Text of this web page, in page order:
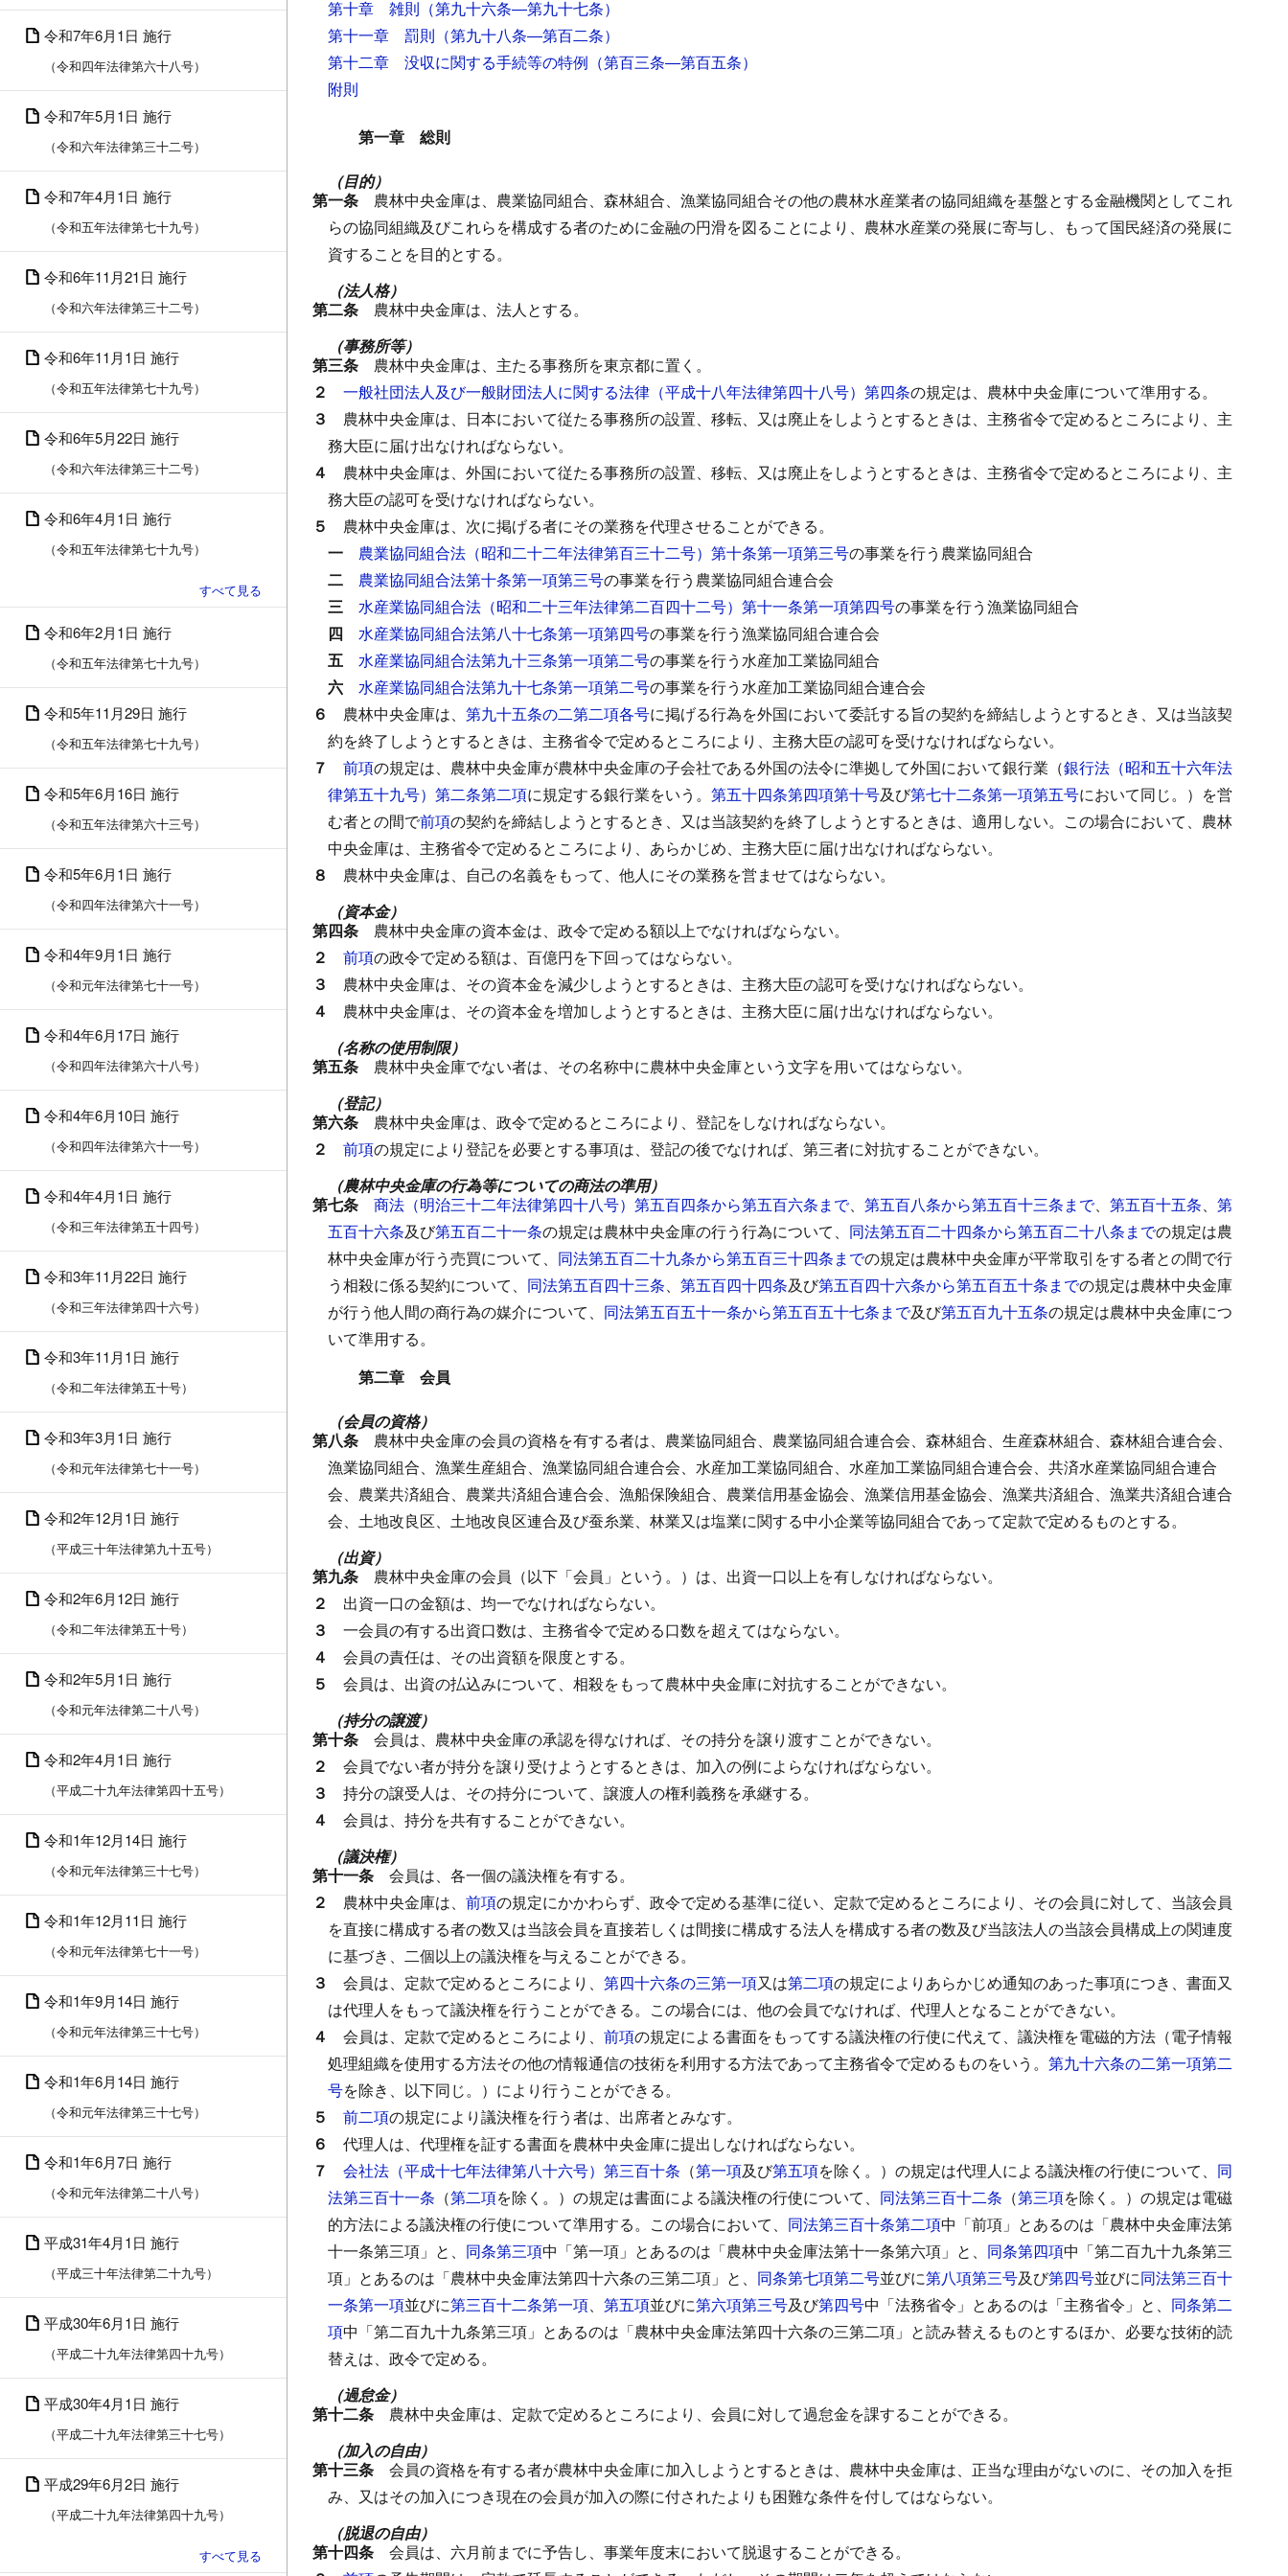
令和7年6月1日 施行
（令和四年法律第六十八号）
令和7年5月1日 施行
（令和六年法律第三十二号）
令和7年4月1日 施行
（令和五年法律第七十九号）
令和6年11月21日 施行
（令和六年法律第三十二号）
令和6年11月1日 施行
（令和五年法律第七十九号）
令和6年5月22日 施行
（令和六年法律第三十二号）
令和6年4月1日 施行
（令和五年法律第七十九号）
令和6年2月1日 施行
（令和五年法律第七十九号）
令和5年11月29日 施行
（令和五年法律第七十九号）
令和5年6月16日 施行
（令和五年法律第六十三号）
令和5年6月1日 施行
（令和四年法律第六十一号）
令和4年9月1日 施行
（令和元年法律第七十一号）
令和4年6月17日 施行
（令和四年法律第六十八号）
令和4年6月10日 施行
（令和四年法律第六十一号）
令和4年4月1日 施行
（令和三年法律第五十四号）
令和3年11月22日 施行
（令和三年法律第四十六号）
令和3年11月1日 施行
（令和二年法律第五十号）
令和3年3月1日 施行
（令和元年法律第七十一号）
令和2年12月1日 施行
（平成三十年法律第九十五号）
令和2年6月12日 施行
（令和二年法律第五十号）
令和2年5月1日 施行
（令和元年法律第二十八号）
令和2年4月1日 施行
（平成二十九年法律第四十五号）
令和1年12月14日 施行
（令和元年法律第三十七号）
令和1年12月11日 施行
（令和元年法律第七十一号）
令和1年9月14日 施行
（令和元年法律第三十七号）
令和1年6月14日 施行
（令和元年法律第三十七号）
令和1年6月7日 施行
（令和元年法律第二十八号）
平成31年4月1日 施行
（平成三十年法律第二十九号）
平成30年6月1日 施行
（平成二十九年法律第四十九号）
平成30年4月1日 施行
（平成二十九年法律第三十七号）
平成29年6月2日 施行
（平成二十九年法律第四十九号）
第十章 雑則 （第九十六条―第九十七条）
第十一章 罰則 （第九十八条―第百二条）
第十二章 没収に関する手続等の特例 （第百三条―第百五条）
附則
第一章 総則
（目的）
第一条 農林中央金庫は、農業協同組合、森林組合、漁業協同組合その他の農林水産業者の協同組織を基盤とする金融機関としてこれ
らの協同組織及びこれらを構成する者のために金融の円滑を図ることにより、農林水産業の発展に寄与し、もって国民経済の発展に
資することを目的とする。
（法人格）
第二条 農林中央金庫は、法人とする。
（事務所等）
第三条 農林中央金庫は、主たる事務所を東京都に置く。
２ 一般社団法人及び一般財団法人に関する法律（平成十八年法律第四十八号）第四条の規定は、農林中央金庫について準用する。
３ 農林中央金庫は、日本において従たる事務所の設置、移転、又は廃止をしようとするときは、主務省令で定めるところにより、主
務大臣に届け出なければならない。
４ 農林中央金庫は、外国において従たる事務所の設置、移転、又は廃止をしようとするときは、主務省令で定めるところにより、主
務大臣の認可を受けなければならない。
５ 農林中央金庫は、次に掲げる者にその業務を代理させることができる。
一 農業協同組合法（昭和二十二年法律第百三十二号）第十条第一項第三号の事業を行う農業協同組合
二 農業協同組合法第十条第一項第三号の事業を行う農業協同組合連合会
三 水産業協同組合法（昭和二十三年法律第二百四十二号）第十一条第一項第四号の事業を行う漁業協同組合
四 水産業協同組合法第八十七条第一項第四号の事業を行う漁業協同組合連合会
五 水産業協同組合法第九十三条第一項第二号の事業を行う水産加工業協同組合
六 水産業協同組合法第九十七条第一項第二号の事業を行う水産加工業協同組合連合会
６ 農林中央金庫は、 第九十五条の二第二項各号に掲げる行為を外国において委託する旨の契約を締結しようとするとき、又は当該契
約を終了しようとするときは、主務省令で定めるところにより、主務大臣の認可を受けなければならない。
７ 前項の規定は、農林中央金庫が農林中央金庫の子会社である外国の法令に準拠して外国において銀行業（銀行法（昭和五十六年法
律第五十九号）第二条第二項に規定する銀行業をいう。 第五十四条第四項第十号及び第七十二条第一項第五号において同じ。）を営
む者との間で前項の契約を締結しようとするとき、又は当該契約を終了しようとするときは、適用しない。 この場合において、農林
中央金庫は、主務省令で定めるところにより、あらかじめ、主務大臣に届け出なければならない。
８ 農林中央金庫は、自己の名義をもって、他人にその業務を営ませてはならない。
（資本金）
第四条 農林中央金庫の資本金は、政令で定める額以上でなければならない。
２ 前項の政令で定める額は、百億円を下回ってはならない。
３ 農林中央金庫は、その資本金を減少しようとするときは、主務大臣の認可を受けなければならない。
４ 農林中央金庫は、その資本金を増加しようとするときは、主務大臣に届け出なければならない。
（名称の使用制限）
第五条 農林中央金庫でない者は、その名称中に農林中央金庫という文字を用いてはならない。
（登記）
第六条 農林中央金庫は、政令で定めるところにより、登記をしなければならない。
２ 前項の規定により登記を必要とする事項は、登記の後でなければ、第三者に対抗することができない。
（農林中央金庫の行為等についての商法の準用）
第七条 商法（明治三十二年法律第四十八号）第五百四条から第五百六条まで、 第五百八条から第五百十三条まで、 第五百十五条、 第
五百十六条及び第五百二十一条の規定は農林中央金庫の行う行為について、 同法第五百二十四条から第五百二十八条までの規定は農
林中央金庫が行う売買について、 同法第五百二十九条から第五百三十四条までの規定は農林中央金庫が平常取引をする者との間で行
う相殺に係る契約について、 同法第五百四十三条、 第五百四十四条及び第五百四十六条から第五百五十条までの規定は農林中央金庫
が行う他人間の商行為の媒介について、 同法第五百五十一条から第五百五十七条まで及び第五百九十五条の規定は農林中央金庫につ
いて準用する。
第二章 会員
（会員の資格）
第八条 農林中央金庫の会員の資格を有する者は、農業協同組合、農業協同組合連合会、森林組合、生産森林組合、森林組合連合会、
漁業協同組合、漁業生産組合、漁業協同組合連合会、水産加工業協同組合、水産加工業協同組合連合会、共済水産業協同組合連合
会、農業共済組合、農業共済組合連合会、漁船保険組合、農業信用基金協会、漁業信用基金協会、漁業共済組合、漁業共済組合連合
会、土地改良区、土地改良区連合及び蚕糸業、林業又は塩業に関する中小企業等協同組合であって定款で定めるものとする。
（出資）
第九条 農林中央金庫の会員（以下「会員」という。）は、出資一口以上を有しなければならない。
２ 出資一口の金額は、均一でなければならない。
３ 一会員の有する出資口数は、主務省令で定める口数を超えてはならない。
４ 会員の責任は、その出資額を限度とする。
５ 会員は、出資の払込みについて、相殺をもって農林中央金庫に対抗することができない。
（持分の譲渡）
第十条 会員は、農林中央金庫の承認を得なければ、その持分を譲り渡すことができない。
２ 会員でない者が持分を譲り受けようとするときは、加入の例によらなければならない。
３ 持分の譲受人は、その持分について、譲渡人の権利義務を承継する。
４ 会員は、持分を共有することができない。
（議決権）
第十一条 会員は、各一個の議決権を有する。
２ 農林中央金庫は、 前項の規定にかかわらず、政令で定める基準に従い、定款で定めるところにより、その会員に対して、当該会員
を直接に構成する者の数又は当該会員を直接若しくは間接に構成する法人を構成する者の数及び当該法人の当該会員構成上の関連度
に基づき、二個以上の議決権を与えることができる。
３ 会員は、定款で定めるところにより、 第四十六条の三第一項又は第二項の規定によりあらかじめ通知のあった事項につき、書面又
は代理人をもって議決権を行うことができる。 この場合には、他の会員でなければ、代理人となることができない。
４ 会員は、定款で定めるところにより、 前項の規定による書面をもってする議決権の行使に代えて、議決権を電磁的方法（電子情報
処理組織を使用する方法その他の情報通信の技術を利用する方法であって主務省令で定めるものをいう。 第九十六条の二第一項第二
号を除き、以下同じ。）により行うことができる。
５ 前二項の規定により議決権を行う者は、出席者とみなす。
６ 代理人は、代理権を証する書面を農林中央金庫に提出しなければならない。
７ 会社法（平成十七年法律第八十六号）第三百十条 （第一項及び第五項を除く。）の規定は代理人による議決権の行使について、 同
法第三百十一条 （第二項を除く。）の規定は書面による議決権の行使について、 同法第三百十二条 （第三項を除く。）の規定は電磁
的方法による議決権の行使について準用する。 この場合において、 同法第三百十条第二項中「前項」とあるのは「農林中央金庫法第
十一条第三項」と、 同条第三項中「第一項」とあるのは「農林中央金庫法第十一条第六項」と、 同条第四項中「第二百九十九条第三
項」とあるのは「農林中央金庫法第四十六条の三第二項」と、 同条第七項第二号並びに第八項第三号及び第四号並びに同法第三百十
一条第一項並びに第三百十二条第一項、 第五項並びに第六項第三号及び第四号中「法務省令」とあるのは「主務省令」と、 同条第二
項中「第二百九十九条第三項」とあるのは「農林中央金庫法第四十六条の三第二項」と読み替えるものとするほか、必要な技術的読
替えは、政令で定める。
（過怠金）
第十二条 農林中央金庫は、定款で定めるところにより、会員に対して過怠金を課することができる。
（加入の自由）
第十三条 会員の資格を有する者が農林中央金庫に加入しようとするときは、農林中央金庫は、正当な理由がないのに、その加入を拒
み、又はその加入につき現在の会員が加入の際に付されたよりも困難な条件を付してはならない。
（脱退の自由）
第十四条 会員は、六月前までに予告し、事業年度末において脱退することができる。